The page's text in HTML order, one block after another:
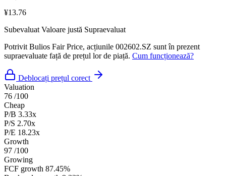
¥13.76
Subevaluat Valoare justă Supraevaluat
Potrivit Bulios Fair Price, acțiunile 002602.SZ sunt în prezent
supraevaluate față de prețul lor de piață. Cum funcționează?
Deblocați prețul corect
Valuation
76 /100
Cheap
P/B 3.33x
P/S 2.70x
P/E 18.23x
Growth
97 /100
Growing
FCF growth 87.45%